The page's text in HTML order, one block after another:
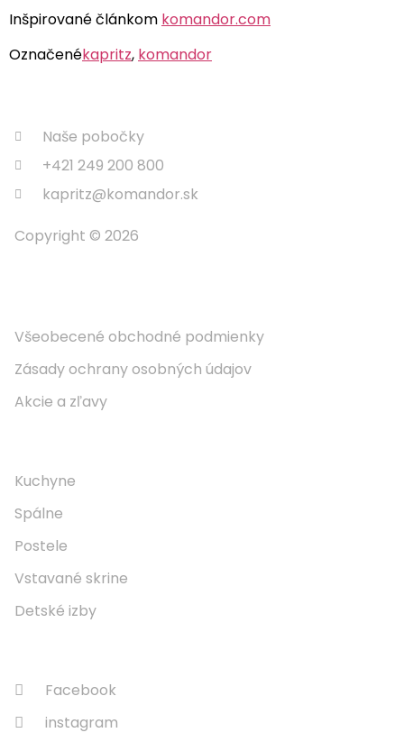
Inšpirované článkom komandor.com
Označenékapritz, komandor
Naše pobočky
+421 249 200 800
kapritz@komandor.sk
Copyright © 2026
Všeobecené obchodné podmienky
Zásady ochrany osobných údajov
Akcie a zľavy
Kuchyne
Spálne
Postele
Vstavané skrine
Detské izby
Facebook
instagram